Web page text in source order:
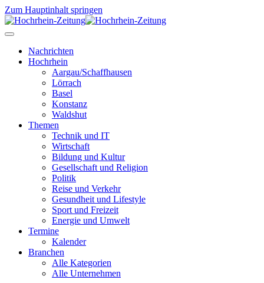
Zum Hauptinhalt springen
Nachrichten
Hochrhein
Aargau/Schaffhausen
Lörrach
Basel
Konstanz
Waldshut
Themen
Technik und IT
Wirtschaft
Bildung und Kultur
Gesellschaft und Religion
Politik
Reise und Verkehr
Gesundheit und Lifestyle
Sport und Freizeit
Energie und Umwelt
Termine
Kalender
Branchen
Alle Kategorien
Alle Unternehmen